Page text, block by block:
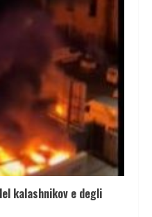
kalashnikov e degli